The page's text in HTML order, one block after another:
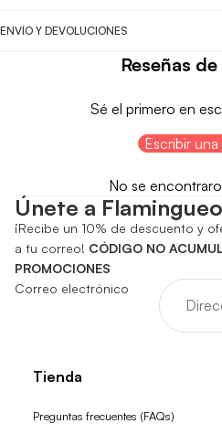
ENVÍO Y DEVOLUCIONES
Reseñas
Sé el primero en
Escribir una
No se
Únete a Flamingueo
¡Recibe un 10% de descuento y
a tu correo! CÓDIGO NO
PROMOCIONES
Correo electrónico
Tienda
Preguntas frecuentes (FAQs)